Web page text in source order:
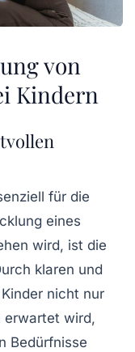
von
Kindern
für die
eines
wird, ist die
klaren und
nicht nur
erwartet wird,
Bedürfnisse